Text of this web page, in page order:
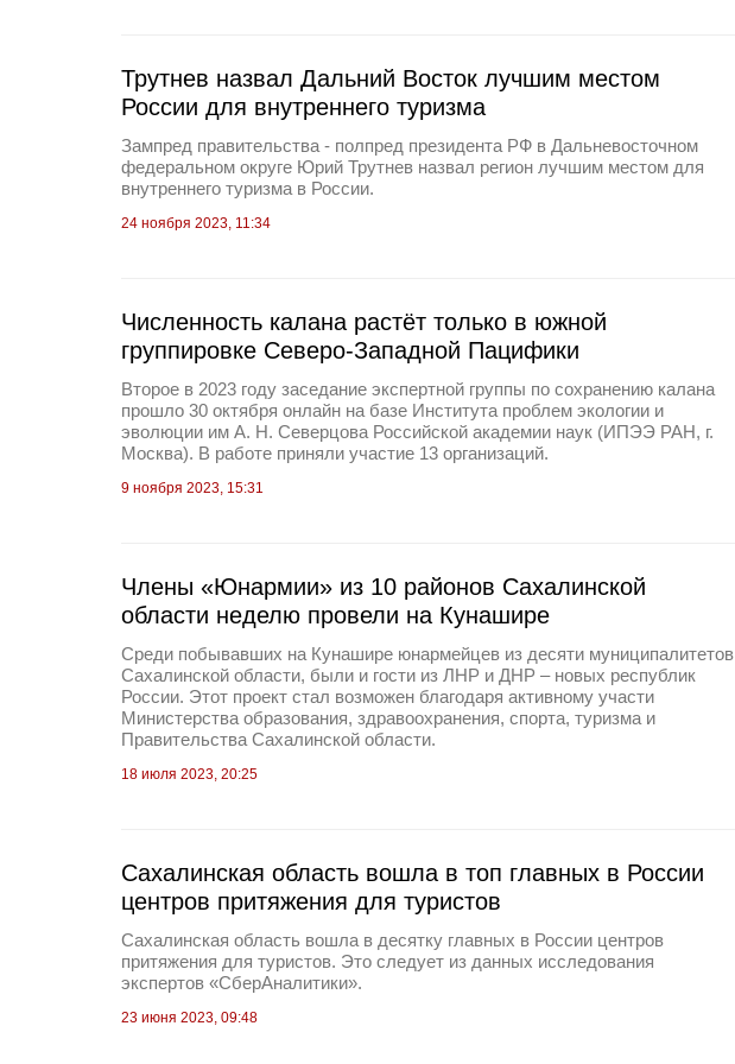
Трутнев назвал Дальний Восток лучшим местом
России для внутреннего туризма
Зампред правительства - полпред президента РФ в Дальневосточном
федеральном округе Юрий Трутнев назвал регион лучшим местом для
внутреннего туризма в России.
24 ноября 2023, 11:34
Численность калана растёт только в южной
группировке Северо-Западной Пацифики
Второе в 2023 году заседание экспертной группы по сохранению калана
прошло 30 октября онлайн на базе Института проблем экологии и
эволюции им А. Н. Северцова Российской академии наук (ИПЭЭ РАН, г.
Москва). В работе приняли участие 13 организаций.
9 ноября 2023, 15:31
Члены «Юнармии» из 10 районов Сахалинской
области неделю провели на Кунашире
Среди побывавших на Кунашире юнармейцев из десяти муниципалитетов
Сахалинской области, были и гости из ЛНР и ДНР – новых республик
России. Этот проект стал возможен благодаря активному участи
Министерства образования, здравоохранения, спорта, туризма и
Правительства Сахалинской области.
18 июля 2023, 20:25
Сахалинская область вошла в топ главных в России
центров притяжения для туристов
Сахалинская область вошла в десятку главных в России центров
притяжения для туристов. Это следует из данных исследования
экспертов «СберАналитики».
23 июня 2023, 09:48